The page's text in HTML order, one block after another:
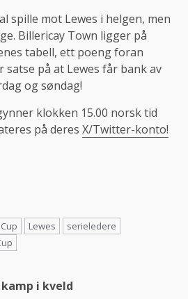
spille mot Lewes i helgen, men
Billericay Town ligger på
tabell, ett poeng foran
satse på at Lewes får bank av
og søndag!
klokken 15.00 norsk tid
på deres X/Twitter-konto!
Lewes
serieledere
i kveld